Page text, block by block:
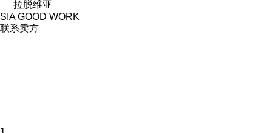
拉脱维亚
SIA GOOD WORK
联系卖方